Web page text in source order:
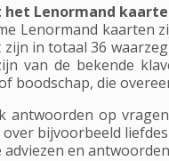
het Lenormand
Lenormand kaarten
zijn in totaal 36
van de bekende
boodschap, die
antwoorden op
bijvoorbeeld
adviezen en